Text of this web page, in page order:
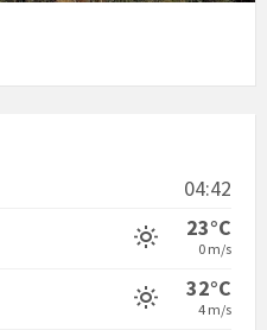
04:42
23°C
0 m/s
32°C
4 m/s